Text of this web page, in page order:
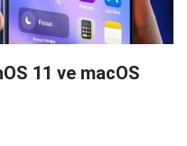
11 ve macOS